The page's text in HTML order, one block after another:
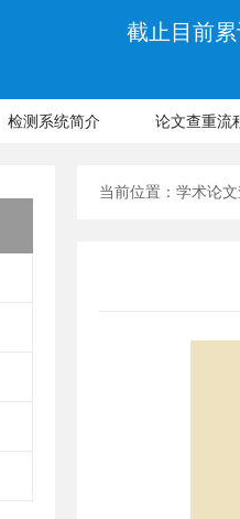
截止目前
检测系统简介 论文查重流
当前位置： 学术论